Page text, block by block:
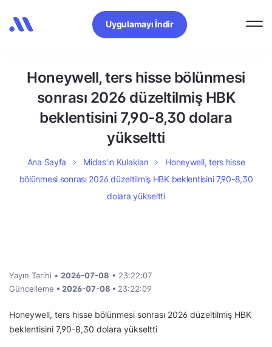
Uygulamayı İndir
Honeywell, ters hisse bölünmesi
sonrası 2026 düzeltilmiş HBK
beklentisini 7,90-8,30 dolara
yükseltti
Ana Sayfa Midas’ın Kulakları
Honeywell, ters hisse
bölünmesi sonrası 2026 düzeltilmiş HBK beklentisini 7,90-8,30
dolara yükseltti
Yayın Tarihi • 2026-07-08 • 23:22:07
Güncelleme • 2026-07-08 • 23:22:09
Honeywell, ters hisse bölünmesi sonrası 2026 düzeltilmiş HBK
beklentisini 7,90-8,30 dolara yükseltti